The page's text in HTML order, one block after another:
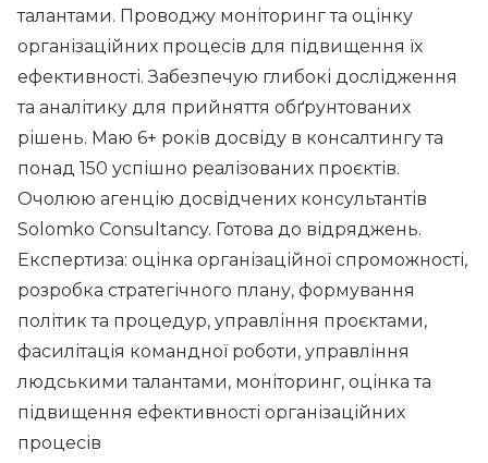
талантами. Проводжу моніторинг та оцінку
організаційних процесів для підвищення їх
ефективності. Забезпечую глибокі дослідження
та аналітику для прийняття обґрунтованих
рішень. Маю 6+ років досвіду в консалтингу та
понад 150 успішно реалізованих проєктів.
Очолюю агенцію досвідчених консультантів
Solomko Consultancy. Готова до відряджень.
Експертиза: оцінка організаційної спроможності,
розробка стратегічного плану, формування
політик та процедур, управління проєктами,
фасилітація командної роботи, управління
людськими талантами, моніторинг, оцінка та
підвищення ефективності організаційних
процесів